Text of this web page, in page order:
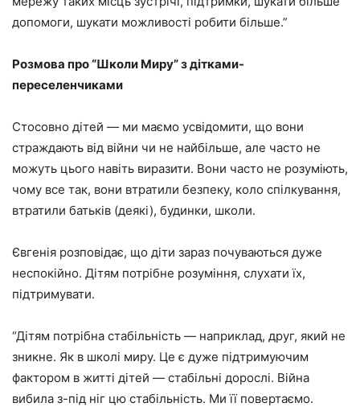
допомоги, шукати можливості робити більше.”
Розмова про “Школи Миру” з дітками-
переселенчиками
Стосовно дітей — ми маємо усвідомити, що вони
страждають від війни чи не найбільше, але часто не
можуть цього навіть виразити. Вони часто не розуміють,
чому все так, вони втратили безпеку, коло спілкування,
втратили батьків (деякі), будинки, школи.
Євгенія розповідає, що діти зараз почуваються дуже
неспокійно. Дітям потрібне розуміння, слухати їх,
підтримувати.
“Дітям потрібна стабільність — наприклад, друг, який не
зникне. Як в школі миру. Це є дуже підтримуючим
фактором в житті дітей — стабільні дорослі. Війна
вибила з-під ніг цю стабільність. Ми її повертаємо.